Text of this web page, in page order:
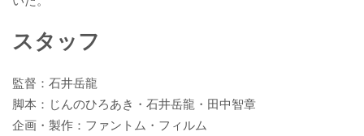
スタッフ
監督：石井岳龍
脚本：じんのひろあき・石井岳龍・田中智章
企画・製作：ファントム・フィルム